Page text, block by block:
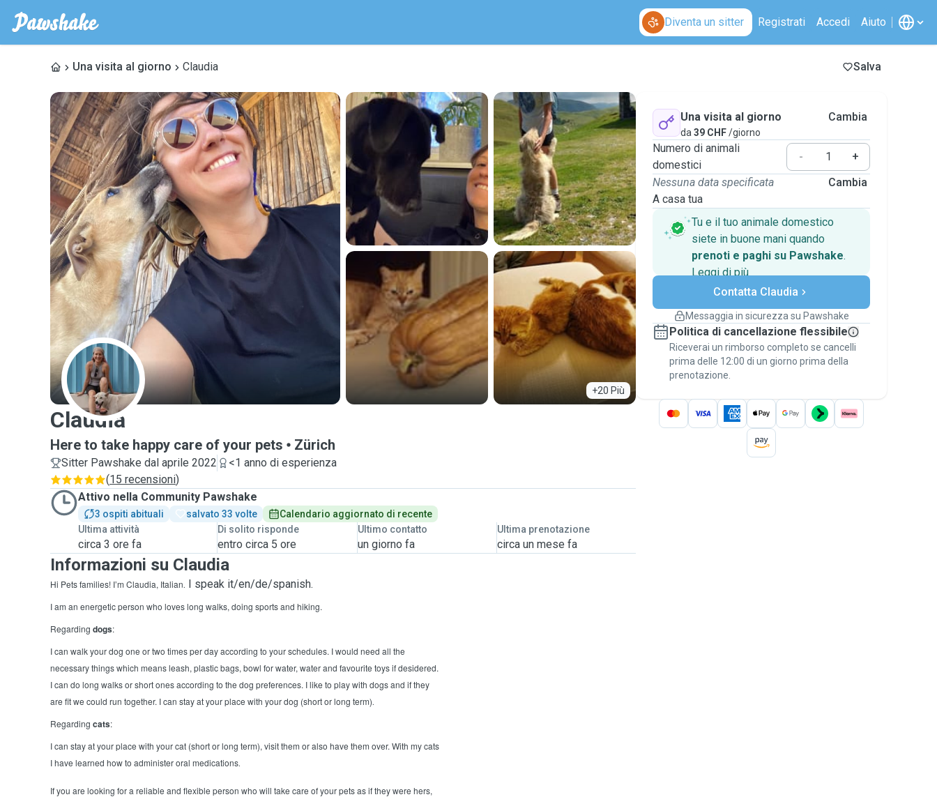
Diventa un sitter Registrati Accedi Aiuto
Una visita al giorno Claudia Salva
+20 Più
C
Claudia
Here to take happy care of your pets Zürich
Sitter Pawshake dal aprile 2022
<1 anno di esperienza
(15 recensioni)
Attivo nella Community Pawshake
3 ospiti abituali salvato 33 volte
Calendario aggiornato di recente
Ultima attività
circa 3 ore fa
Di solito risponde
entro circa 5 ore
Ultimo contatto
un giorno fa
Ultima prenotazione
circa un mese fa
Informazioni su Claudia
Hi Pets families! I’m Claudia, Italian. I speak it/en/de/spanish.
I am an energetic person who loves long walks, doing sports and hiking.
Regarding dogs:
I can walk your dog one or two times per day according to your schedules. I would need all the
necessary things which means leash, plastic bags, bowl for water, water and favourite toys if desidered.
I can do long walks or short ones according to the dog preferences. I like to play with dogs and if they
are fit we could run together. I can stay at your place with your dog (short or long term).
Regarding cats:
I can stay at your place with your cat (short or long term), visit them or also have them over. With my cats
I have learned how to administer oral medications.
If you are looking for a reliable and flexible person who will take care of your pets as if they were hers,
Una visita al giorno
da 39 CHF/giorno
Cambia
Numero di animali
domestici
-
+
Nessuna data specificata
A casa tua
Cambia
Tu e il tuo animale domestico
siete in buone mani quando
prenoti e paghi su Pawshake.
Leggi di piùPagamenti sicuri
Assistenza se i piani
Prenotazioni coperte
Stai su Pawshake - dal primo messaggio al
pagamento - per attivare laGaranzia
Pawshake.
Contatta Claudia
Messaggia in sicurezza su Pawshake
Politica di cancellazione flessibile
Riceverai un rimborso completo se cancelli
prima delle 12:00 di un giorno prima della
prenotazione.